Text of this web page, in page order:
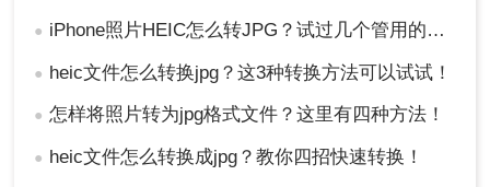
● iPhone照片HEIC怎么转JPG？试过几个管用的方法！
● heic文件怎么转换jpg？这3种转换方法可以试试！
● 怎样将照片转为jpg格式文件？这里有四种方法！
● heic文件怎么转换成jpg？教你四招快速转换！